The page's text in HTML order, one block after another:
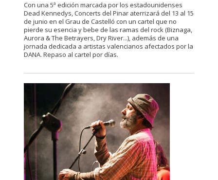
Con una 5ª edición marcada por los estadounidenses
Dead Kennedys, Concerts del Pinar aterrizará del 13 al 15
de junio en el Grau de Castelló con un cartel que no
pierde su esencia y bebe de las ramas del rock (Biznaga,
Aurora & The Betrayers, Dry River...), además de una
jornada dedicada a artistas valencianos afectados por la
DANA. Repaso al cartel por días.